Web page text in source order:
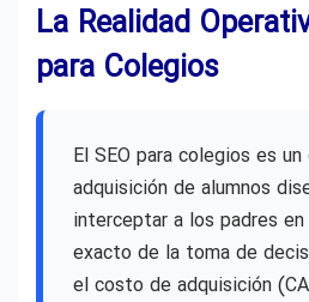
La Realidad
para Colegios
El SEO para colegios es
adquisición de alumnos
interceptar a los padres
exacto de la toma de
el costo de adquisición